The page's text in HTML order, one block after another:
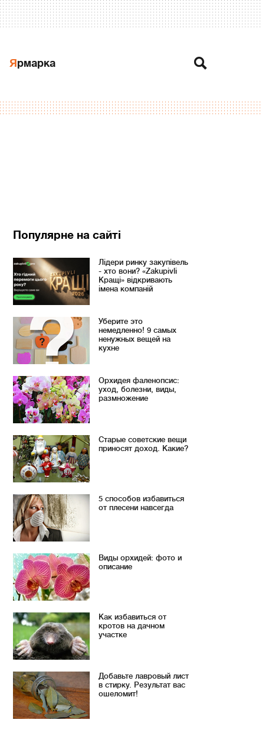
Ярмарка
Популярне на сайті
Лідери ринку закупівель
- хто вони? «Zakupivli
Кращі» відкривають
імена компаній
Уберите это
немедленно! 9 самых
ненужных вещей на
кухне
Орхидея фаленопсис:
уход, болезни, виды,
размножение
Старые советские вещи
приносят доход. Какие?
5 способов избавиться
от плесени навсегда
Виды орхидей: фото и
описание
Как избавиться от
кротов на дачном
участке
Добавьте лавровый лист
в стирку. Результат вас
ошеломит!